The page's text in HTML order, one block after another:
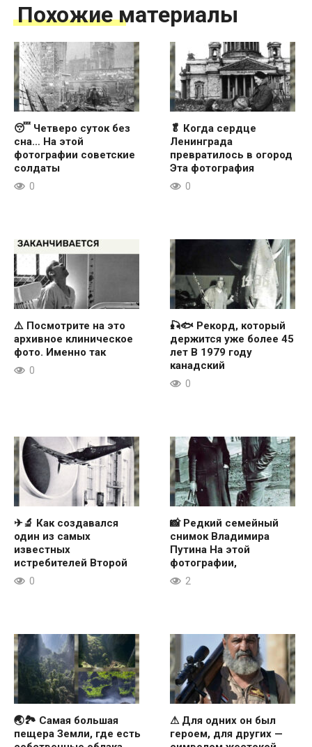
Похожие материалы
😴 Четверо суток без
сна… На этой
фотографии советские
солдаты
0
🥬 Когда сердце
Ленинграда
превратилось в огород
Эта фотография
0
⚠️ Посмотрите на это
архивное клиническое
фото. Именно так
0
🎣🐟 Рекорд, который
держится уже более 45
лет В 1979 году
канадский
0
✈🔬 Как создавался
один из самых
известных
истребителей Второй
0
📸 Редкий семейный
снимок Владимира
Путина На этой
фотографии,
2
🌏🏞 Самая большая
пещера Земли, где есть
⚠ Для одних он был
героем, для других —